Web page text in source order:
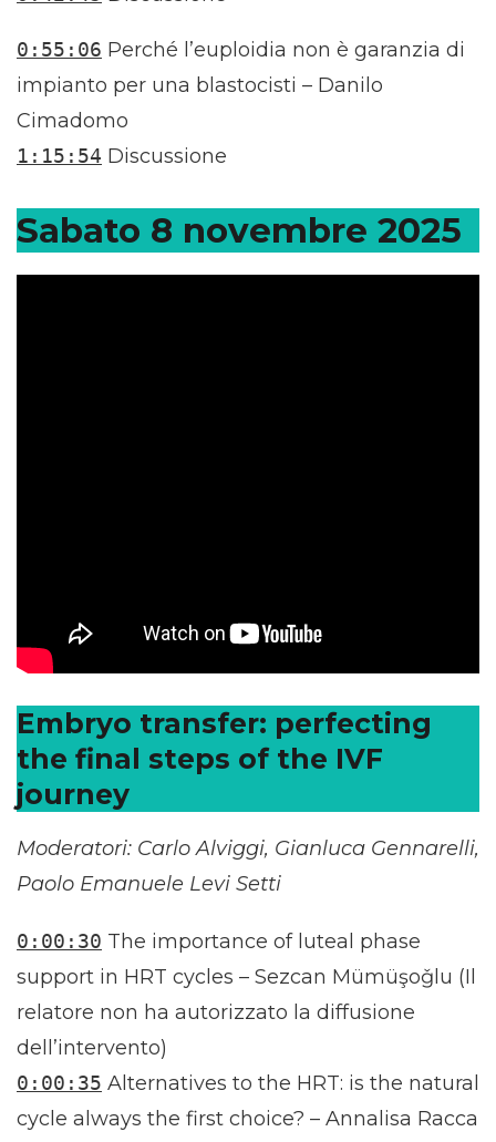
0:55:06 Perché l’euploidia non è garanzia di
impianto per una blastocisti – Danilo
Cimadomo
1:15:54 Discussione
Sabato 8 novembre 2025
Embryo transfer: perfecting
the final steps of the IVF
journey
Moderatori: Carlo Alviggi, Gianluca Gennarelli,
Paolo Emanuele Levi Setti
0:00:30 The importance of luteal phase
support in HRT cycles – Sezcan Mümüşoǧlu (Il
relatore non ha autorizzato la diffusione
dell’intervento)
0:00:35 Alternatives to the HRT: is the natural
cycle always the first choice? – Annalisa Racca